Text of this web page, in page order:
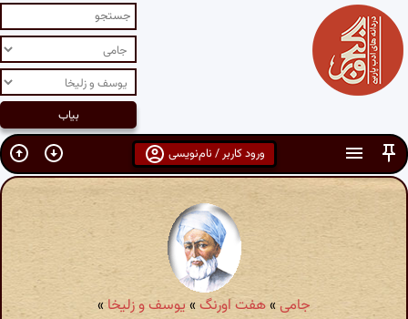
ورود کاربر / نام‌نویسی
جامی »هفت اورنگ » یوسف و زلیخا »